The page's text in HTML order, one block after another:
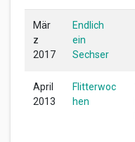
Mär
z
2017
Endlich
ein
Sechser
April
2013
Flitterwoc
hen